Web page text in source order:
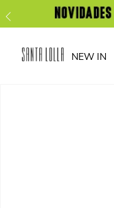
NEW IN